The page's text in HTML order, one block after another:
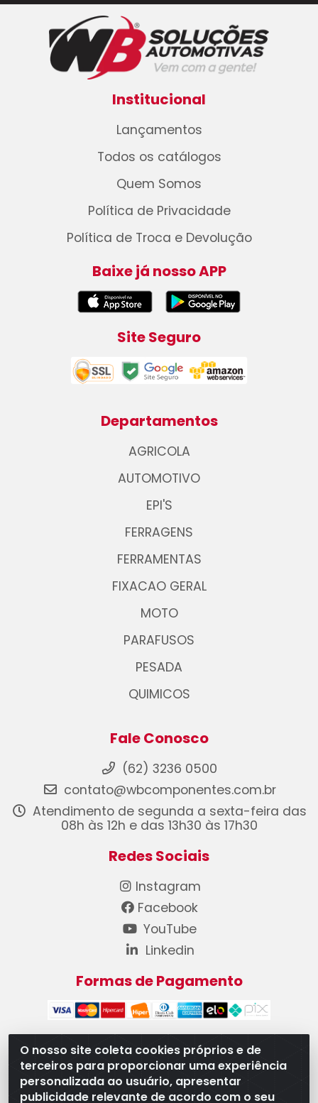
O nosso site coleta cookies próprios e de
terceiros para proporcionar uma experiência
personalizada ao usuário, apresentar
publicidade relevante de acordo com o seu
Institucional
Lançamentos
Todos os catálogos
Quem Somos
Política de Privacidade
Política de Troca e Devolução
Baixe já nosso APP
Site Seguro
Departamentos
AGRICOLA
AUTOMOTIVO
EPI'S
FERRAGENS
FERRAMENTAS
FIXACAO GERAL
MOTO
PARAFUSOS
PESADA
QUIMICOS
Fale Conosco
(62) 3236 0500
contato@wbcomponentes.com.br
Atendimento de segunda a sexta-feira das
08h às 12h e das 13h30 às 17h30
Redes Sociais
Instagram
Facebook
YouTube
Linkedin
Formas de Pagamento
WB Componentes Automotivos LTDA - CNPJ
08.528.393/0001-12 - Rua do Níquel, 667 - Parque
Oeste Industrial, Goiânia/GO - CEP 74375-660